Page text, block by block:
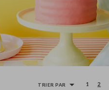
TRIER PAR 1 2